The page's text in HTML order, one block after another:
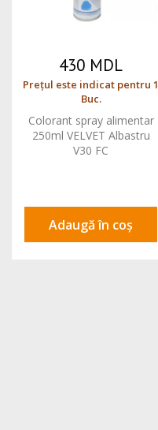
430 MDL
Prețul este indicat pentru 1
Buc.
Colorant spray alimentar
250ml VELVET Albastru
V30 FC
Adaugă în coș